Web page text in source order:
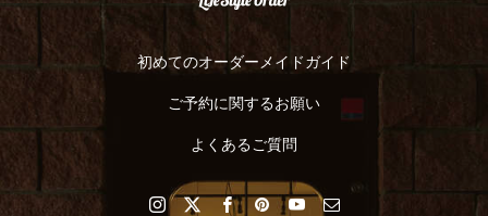
初めてのオーダーメイドガイド
ご予約に関するお願い
よくあるご質問